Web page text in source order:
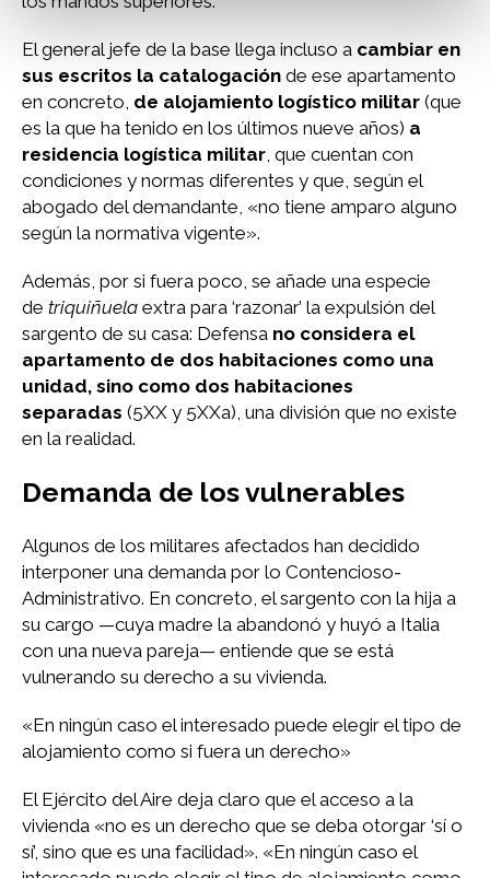
El general jefe de la base llega incluso a cambiar en
sus escritos la catalogación de ese apartamento
en concreto, de alojamiento logístico militar (que
es la que ha tenido en los últimos nueve años) a
residencia logística militar , que cuentan con
condiciones y normas diferentes y que, según el
abogado del demandante, «no tiene amparo alguno
según la normativa vigente».
Además, por si fuera poco, se añade una especie
de triquiñuela extra para ‘razonar’ la expulsión del
sargento de su casa: Defensa no considera el
apartamento de dos habitaciones como una
unidad, sino como dos habitaciones
separadas (5XX y 5XXa), una división que no existe
en la realidad.
Demanda de los vulnerables
Algunos de los militares afectados han decidido
interponer una demanda por lo Contencioso-
Administrativo. En concreto, el sargento con la hija a
su cargo —cuya madre la abandonó y huyó a Italia
con una nueva pareja— entiende que se está
vulnerando su derecho a su vivienda.
«En ningún caso el interesado puede elegir el tipo de
alojamiento como si fuera un derecho»
El Ejército del Aire deja claro que el acceso a la
vivienda «no es un derecho que se deba otorgar ‘sí o
sí’, sino que es una facilidad». «En ningún caso el